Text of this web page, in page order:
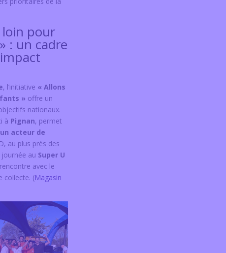
loin pour
: un cadre
, l’initiative « Allons
» offre un
nationaux.
à Pignan, permet
acteur de
au plus près des
au Super U
avec le
collecte. (Magasin